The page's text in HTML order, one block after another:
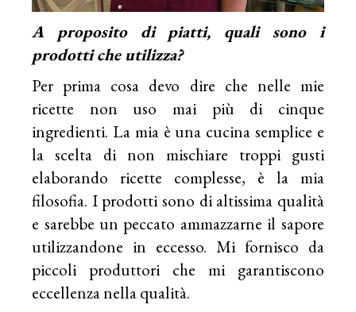
A proposito di piatti, quali sono i
prodotti che utilizza?
Per prima cosa devo dire che nelle mie
ricette non uso mai più di cinque
ingredienti. La mia è una cucina semplice e
la scelta di non mischiare troppi gusti
elaborando ricette complesse, è la mia
filosofia. I prodotti sono di altissima qualità
e sarebbe un peccato ammazzarne il sapore
utilizzandone in eccesso. Mi fornisco da
piccoli produttori che mi garantiscono
eccellenza nella qualità.